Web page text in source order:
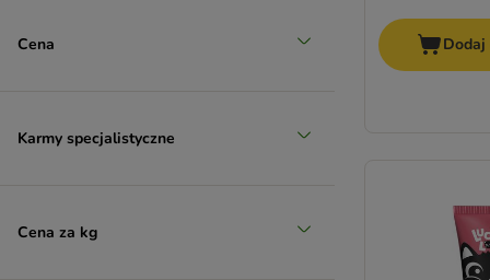
Cena
Karmy specjalistyczne
Cena za kg
Dodaj